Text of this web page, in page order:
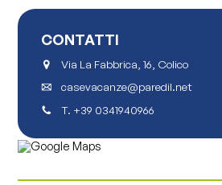
CONTATTI
Via La Fabbrica, 16, Colico
casevacanze@paredil.net
T. +39 0341940966